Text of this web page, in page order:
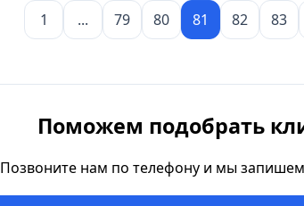
1 ... 79 80 81 82 83
Поможем подобрать
Позвоните нам по телефону и мы